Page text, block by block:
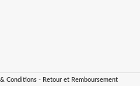
Conditions - Retour et Remboursement